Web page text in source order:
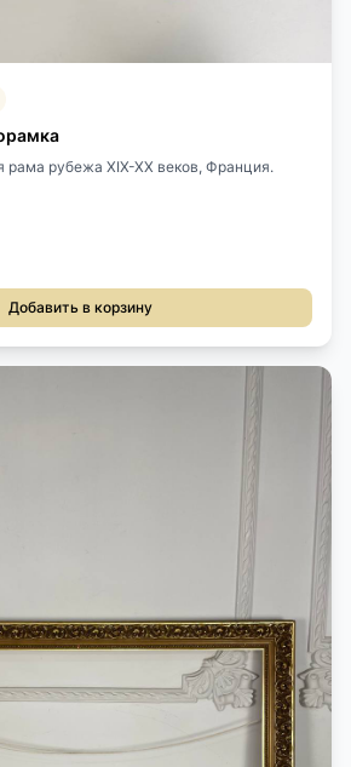
рама рубежа XIX-XX веков, Франция.
Добавить в корзину